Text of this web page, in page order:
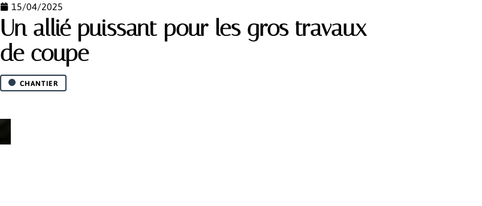
15/04/2025
Un allié puissant pour les gros travaux
de coupe
CHANTIER